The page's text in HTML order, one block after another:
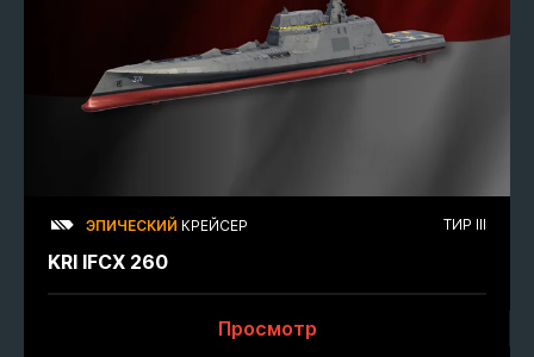
ЭПИЧЕСКИЙ КРЕЙСЕР ТИР III
KRI IFCX 260
Просмотр